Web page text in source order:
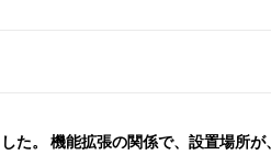
た。 機能拡張の関係で、設置場所が